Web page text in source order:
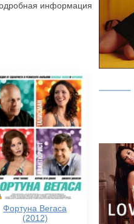
информация
Фортуна Вегаса
(2012)